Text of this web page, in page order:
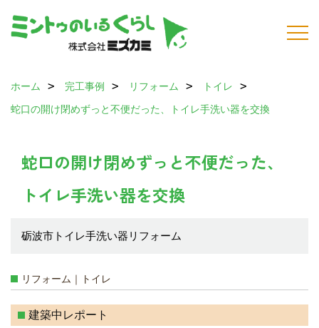
ホーム 完工事例 リフォーム
トイレ
蛇口の開け閉めずっと不便だった、トイレ手洗い器を交換
蛇口の開け閉めずっと不便だった、
トイレ手洗い器を交換
砺波市トイレ手洗い器リフォーム
リフォーム｜トイレ
建築中レポート